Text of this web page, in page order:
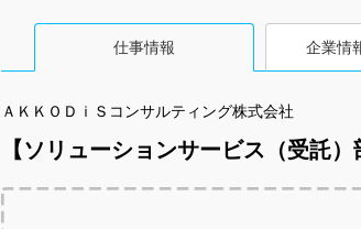
仕事情報 企業情
ＡＫＫＯＤｉＳコンサルティング株式会社
【ソリューションサービス（受託